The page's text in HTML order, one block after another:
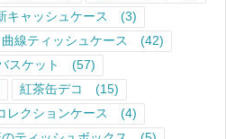
キャッシュケース
(3)
曲線ティッシュケース
(42)
スケット
(57)
紅茶缶デコ
(15)
レクションケース
(4)